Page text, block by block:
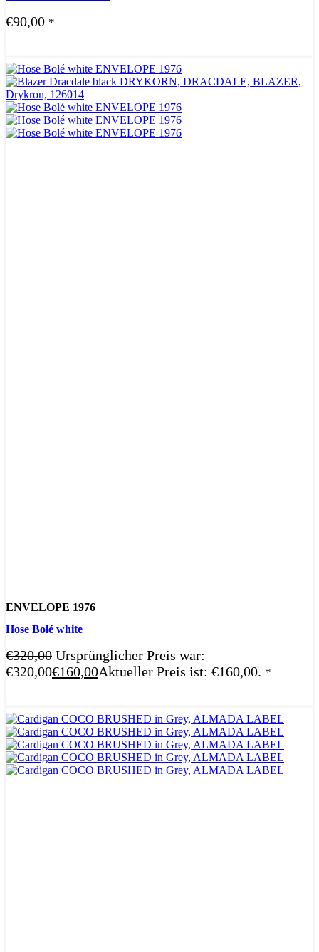
€90,00 *
ENVELOPE 1976
Hose Bolé white
€320,00 Ursprünglicher Preis war:
€320,00€160,00Aktueller Preis ist: €160,00. *